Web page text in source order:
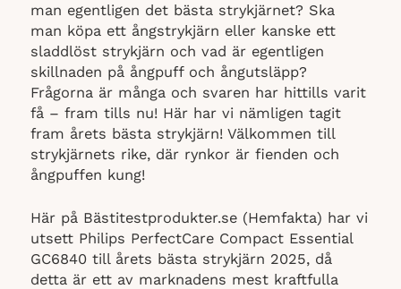
man egentligen det bästa strykjärnet? Ska
man köpa ett ångstrykjärn eller kanske ett
sladdlöst strykjärn och vad är egentligen
skillnaden på ångpuff och ångutsläpp?
Frågorna är många och svaren har hittills varit
få – fram tills nu! Här har vi nämligen tagit
fram årets bästa strykjärn! Välkommen till
strykjärnets rike, där rynkor är fienden och
ångpuffen kung!
Här på Bästitestprodukter.se (Hemfakta) har vi
utsett Philips PerfectCare Compact Essential
GC6840 till årets bästa strykjärn 2025, då
detta är ett av marknadens mest kraftfulla